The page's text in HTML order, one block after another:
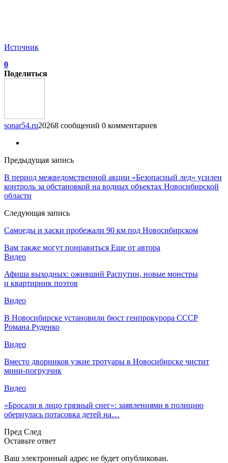
Источник
0
Поделиться
sonar54.ru20268 сообщений 0 комментариев
Предыдущая запись
В период межведомственной акции «Безопасный лед» усилен
контроль за обстановкой на водных объектах Новосибирской
области
Следующая запись
Самоеды и хаски пробежали 90 км под Новосибирском
Вам также могут понравиться Еще от автора
Видео
Афиша выходных: оживший Распутин, новые монстры
и квартирник поэтов
Видео
В Новосибирске установили бюст генпрокурора СССР
Романа Руденко
Видео
Вместо дворников узкие тротуары в Новосибирске чистит
мини-погрузчик
Видео
«Бросали в лицо грязный снег»: заявлениями в полицию
обернулась потасовка детей на…
Пред След
Оставьте ответ
Ваш электронный адрес не будет опубликован.